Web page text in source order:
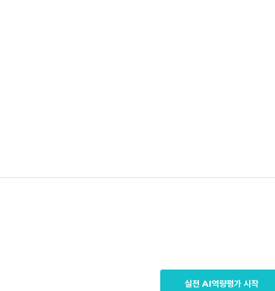
실전 AI역량평가 시작